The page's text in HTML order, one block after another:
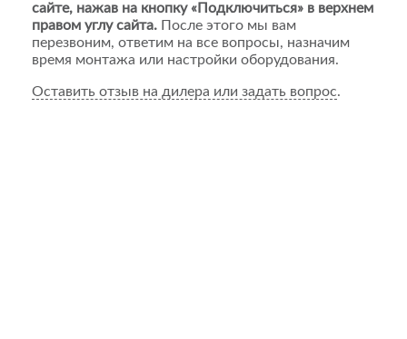
сайте, нажав на кнопку «Подключиться» в верхнем
правом углу сайта. После этого мы вам
перезвоним, ответим на все вопросы, назначим
время монтажа или настройки оборудования.
Оставить отзыв на дилера или задать вопрос.